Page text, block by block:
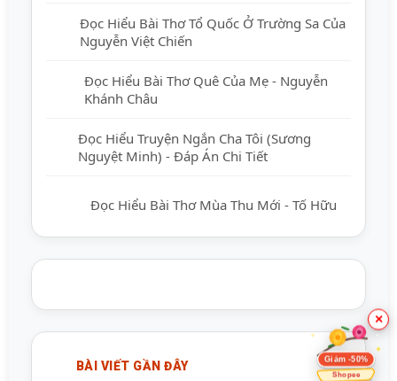
Đọc Hiểu Bài Thơ Tổ Quốc Ở Trường Sa
Của Nguyễn Việt Chiến
Đọc Hiểu Bài Thơ Quê Của Mẹ - Nguyễn
Khánh Châu
Đọc Hiểu Truyện Ngắn Cha Tôi (Sương
Nguyệt Minh) - Đáp Án Chi Tiết
Đọc Hiểu Bài Thơ Mùa Thu Mới - Tố Hữu
BÀI VIẾT GẦN ĐÂY
×
Giảm -50%
Shopee